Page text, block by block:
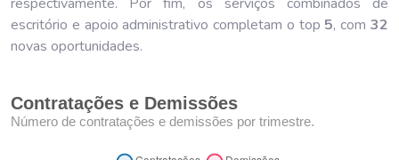
escritório e apoio administrativo completam o top 5, com32
novas oportunidades.
Contratações e Demissões
Número de contratações e demissões por trimestre.